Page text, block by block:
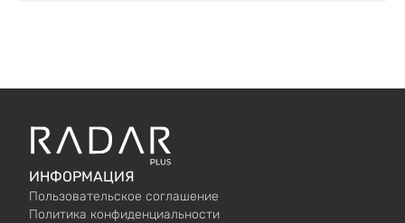
ИНФОРМАЦИЯ
Пользовательское соглашение
Политика конфиденциальности